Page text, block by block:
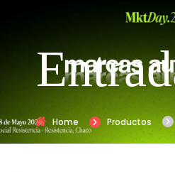
1
Home Productos